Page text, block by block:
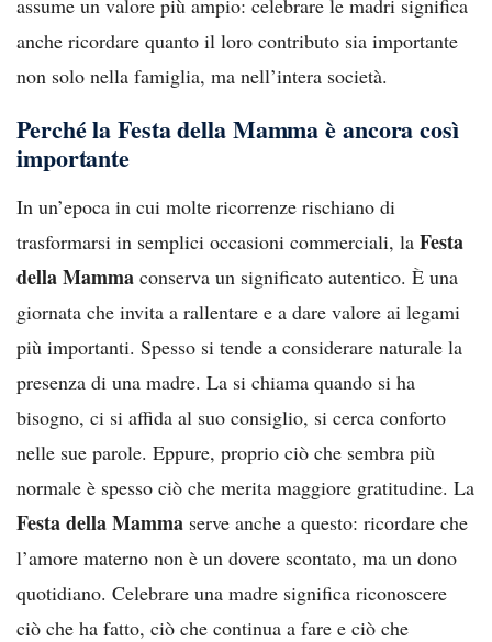
assume un valore più ampio: celebrare le madri significa
anche ricordare quanto il loro contributo sia importante
non solo nella famiglia, ma nell’intera società.
Perché la Festa della Mamma è ancora così
importante
In un’epoca in cui molte ricorrenze rischiano di
trasformarsi in semplici occasioni commerciali, la Festa
della Mamma conserva un significato autentico. È una
giornata che invita a rallentare e a dare valore ai legami
più importanti. Spesso si tende a considerare naturale la
presenza di una madre. La si chiama quando si ha
bisogno, ci si affida al suo consiglio, si cerca conforto
nelle sue parole. Eppure, proprio ciò che sembra più
normale è spesso ciò che merita maggiore gratitudine. La
Festa della Mamma serve anche a questo: ricordare che
l’amore materno non è un dovere scontato, ma un dono
quotidiano. Celebrare una madre significa riconoscere
ciò che ha fatto, ciò che continua a fare e ciò che